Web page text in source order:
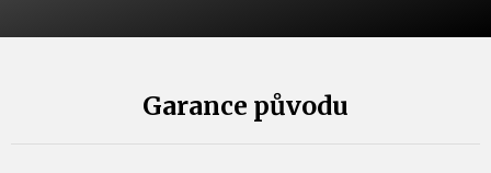
Garance původu